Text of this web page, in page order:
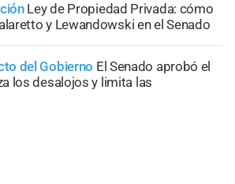
Ley de Propiedad Privada: cómo
y Lewandowski en el Senado
del Gobierno El Senado aprobó el
los desalojos y limita las